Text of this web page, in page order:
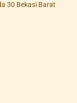
30 Bekasi Barat